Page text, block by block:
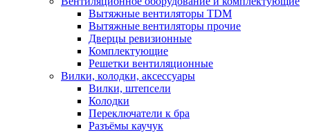
Вытяжные вентиляторы TDM
Вытяжные вентиляторы прочие
Дверцы ревизионные
Комплектующие
Решетки вентиляционные
Вилки, колодки, аксессуары
Вилки, штепсели
Колодки
Переключатели к бра
Разъёмы каучук